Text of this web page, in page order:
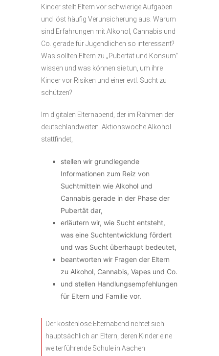
Kinder stellt Eltern vor schwierige Aufgaben
und löst häufig Verunsicherung aus. Warum
sind Erfahrungen mit Alkohol, Cannabis und
Co. gerade für Jugendlichen so interessant?
Was sollten Eltern zu „Pubertät und Konsum“
wissen und was können sie tun, um ihre
Kinder vor Risiken und einer evtl. Sucht zu
schützen?
Im digitalen Elternabend, der im Rahmen der
deutschlandweiten Aktionswoche Alkohol
stattfindet,
stellen wir grundlegende
Informationen zum Reiz von
Suchtmitteln wie Alkohol und
Cannabis gerade in der Phase der
Pubertät dar,
erläutern wir, wie Sucht entsteht,
was eine Suchtentwicklung fördert
und was Sucht überhaupt bedeutet,
beantworten wir Fragen der Eltern
zu Alkohol, Cannabis, Vapes und Co.
und stellen Handlungsempfehlungen
für Eltern und Familie vor.
Der kostenlose Elternabend richtet sich
hauptsächlich an Eltern, deren Kinder eine
weiterführende Schule in Aachen